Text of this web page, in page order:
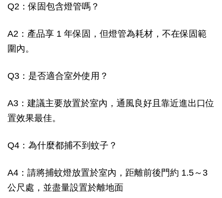
Q2：保固包含燈管嗎？
A2：產品享 1 年保固，但燈管為耗材，不在保固範
圍內。
Q3：是否適合室外使用？
A3：建議主要放置於室內，通風良好且靠近進出口位
置效果最佳。
Q4：為什麼都捕不到蚊子？
A4：請將捕蚊燈放置於室內，距離前後門約 1.5～3
公尺處，並盡量設置於離地面